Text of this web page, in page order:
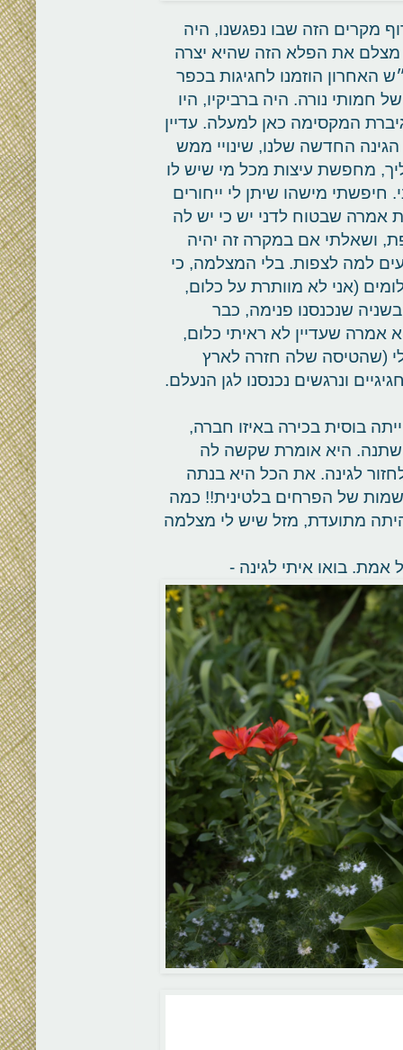
מקרים הזה שבו נפגשנו, היה
את הפלא הזה שהיא יצרה
האחרון הוזמנו לחגיגות בכפר
חמותי נורה. היה ברביקיו, היו
המקסימה כאן למעלה. עדיין
החדשה שלנו, שינויי ממש
מחפשת עיצות מכל מי שיש לו
מישהו שיתן לי ייחורים
אמרה שבטוח לדני יש כי יש לה
ושאלתי אם במקרה זה יהיה
למה לצפות. בלי המצלמה, כי
(אני לא מוותרת על כלום,
שנכנסנו פנימה, כבר
אמרה שעדיין לא ראיתי כלום,
(שהטיסה שלה חזרה לארץ
ונרגשים נכנסנו לגן הנעלם.
עד לפני 10 שנים דני הייתה בוסית בכירה באיזו חברה,
השתנה. היא אומרת שקשה לה
לגינה. את הכל היא בנתה
של הפרחים בלטינית!! כמה
מתועדת, מזל שיש לי מצלמה
אמת. בואו איתי לגינה -